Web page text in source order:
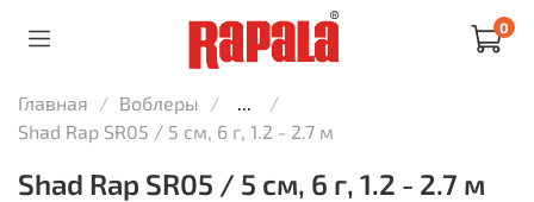
0
Главная Воблеры
...
Shad Rap SR05 / 5 см, 6 г, 1.2 - 2.7 м
Shad Rap SR05 / 5 см, 6 г, 1.2 - 2.7 м